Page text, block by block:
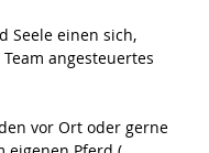
Seele einen sich,
angesteuertes
vor Ort oder gerne